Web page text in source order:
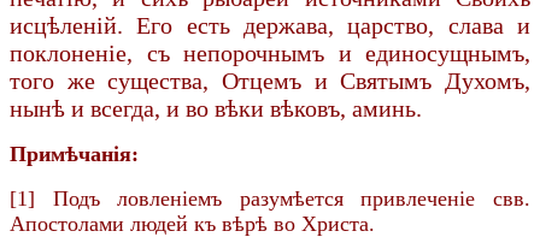
исцѣленій. Его есть держава, царство, слава и
поклоненіе, съ непорочнымъ и единосущнымъ,
того же существа, Отцемъ и Святымъ Духомъ,
нынѣ и всегда, и во вѣки вѣковъ, аминь.
Примѣчанія:
[1] Подъ ловленіемъ разумѣется привлеченіе свв.
Апостолами людей къ вѣрѣ во Христа.